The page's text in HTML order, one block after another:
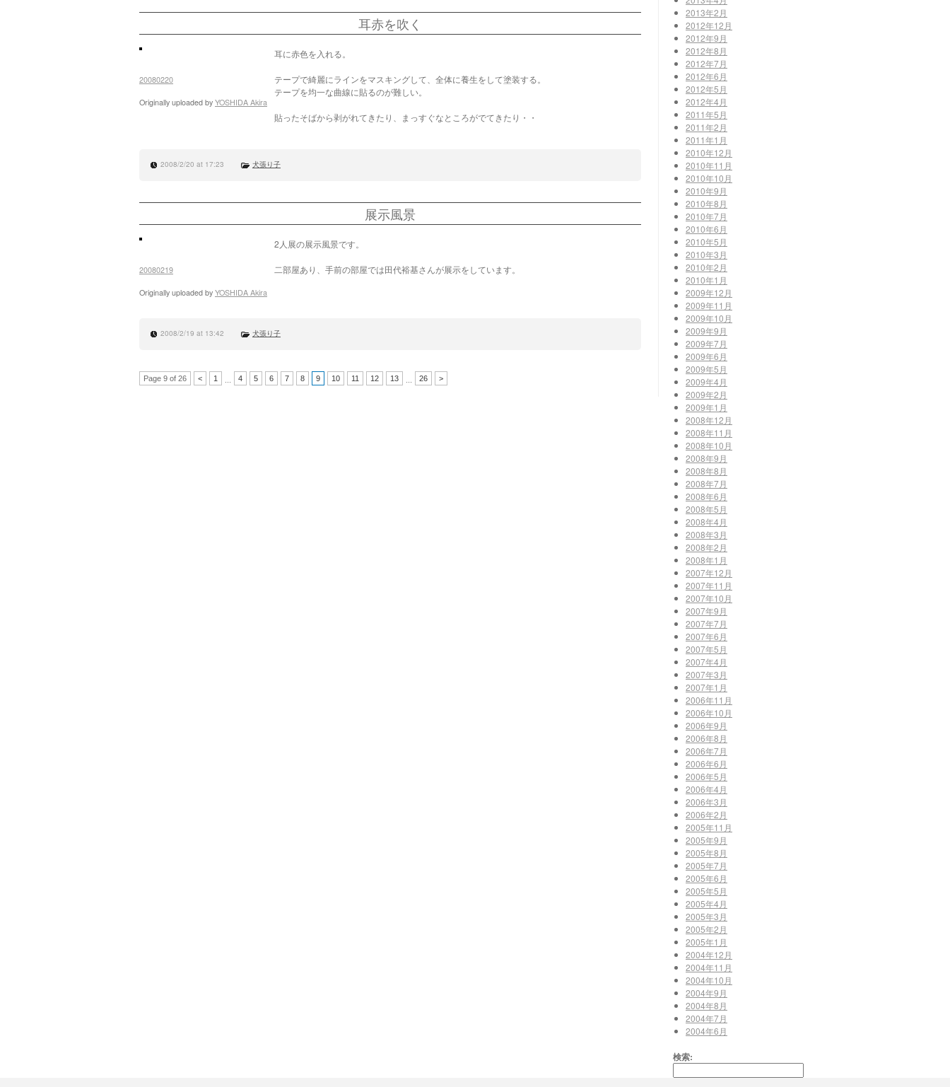
耳赤を吹く
20080220
Originally uploaded by YOSHIDA Akira
耳に赤色を入れる。
テープで綺麗にラインをマスキングして、全体に養生をして塗装する。
テープを均一な曲線に貼るのが難しい。
貼ったそばから剥がれてきたり、まっすぐなところがでてきたり・・
2008/2/20 at 17:23 犬張り子
展示風景
20080219
Originally uploaded by YOSHIDA Akira
2人展の展示風景です。
二部屋あり、手前の部屋では田代裕基さんが展示をしています。
2008/2/19 at 13:42 犬張り子
Page 9 of 26 < 1 4 5 6 7 8 9 10 11 12 13 26 >
2013年2月
2012年12月
2012年9月
2012年8月
2012年7月
2012年6月
2012年5月
2012年4月
2011年5月
2011年2月
2011年1月
2010年12月
2010年11月
2010年10月
2010年9月
2010年8月
2010年7月
2010年6月
2010年5月
2010年3月
2010年2月
2010年1月
2009年12月
2009年11月
2009年10月
2009年9月
2009年7月
2009年6月
2009年5月
2009年4月
2009年2月
2009年1月
2008年12月
2008年11月
2008年10月
2008年9月
2008年8月
2008年7月
2008年6月
2008年5月
2008年4月
2008年3月
2008年2月
2008年1月
2007年12月
2007年11月
2007年10月
2007年9月
2007年7月
2007年6月
2007年5月
2007年4月
2007年3月
2007年1月
2006年11月
2006年10月
2006年9月
2006年8月
2006年7月
2006年6月
2006年5月
2006年4月
2006年3月
2006年2月
2005年11月
2005年9月
2005年8月
2005年7月
2005年6月
2005年5月
2005年4月
2005年3月
2005年2月
2005年1月
2004年12月
2004年11月
2004年10月
2004年9月
2004年8月
2004年7月
2004年6月
検索: